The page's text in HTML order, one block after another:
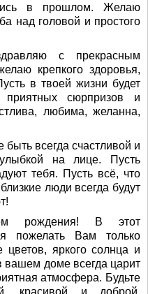
в прошлом. Желаю
над головой и простого
с прекрасным
крепкого здоровья,
в твоей жизни будет
приятных сюрпризов и
любима, желанна,
всегда счастливой и
на лице. Пусть
тебя. Пусть всё, что
люди всегда будут
рождения! В этот
пожелать Вам только
яркого солнца и
вашем доме всегда царит
атмосфера. Будьте
красивой и доброй.